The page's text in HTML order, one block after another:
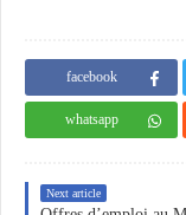
facebook
whatsapp
Next article